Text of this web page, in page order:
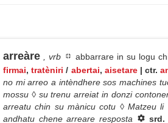
arreàre , vrb
abbarrare in su logu
firmai,tratèniri / abertai, aisetare | ctr.
no mi arreo a intèndhere sos machines
mossu ◊ su trenu arreiat in donzi
arreatu chin su mànicu cotu ◊ Matzeu
andhatu chene arreare resposta